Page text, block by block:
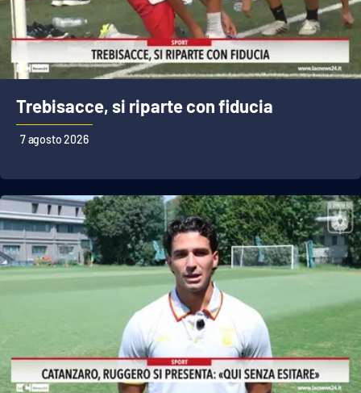
Cronaca
Cultura
Economia e Lavoro
Politica
Società
Sport
Good Morning Vietnam
Trebisacce, si riparte con fiducia
7 agosto 2026